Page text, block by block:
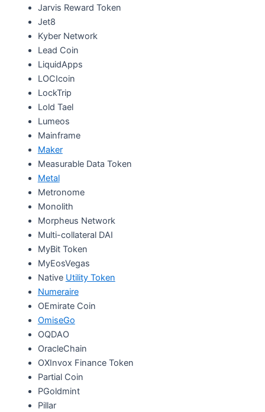
Jarvis Reward Token
Jet8
Kyber Network
Lead Coin
LiquidApps
LOCIcoin
LockTrip
Lold Tael
Lumeos
Mainframe
Maker
Measurable Data Token
Metal
Metronome
Monolith
Morpheus Network
Multi-collateral DAI
MyBit Token
MyEosVegas
Native Utility Token
Numeraire
OEmirate Coin
OmiseGo
OQDAO
OracleChain
OXInvox Finance Token
Partial Coin
PGoldmint
Pillar